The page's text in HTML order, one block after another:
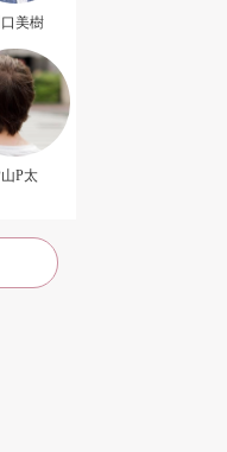
口美樹
P太